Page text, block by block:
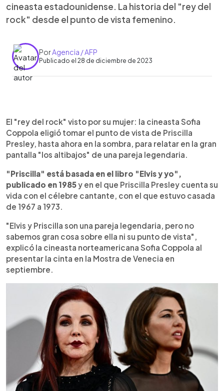
cineasta estadounidense. La historia del "rey del
rock" desde el punto de vista femenino.
PorAgencia / AFP
Publicado el 28 de diciembre de 2023
► Escuchar artículo
El "rey del rock" visto por su mujer: la cineasta Sofia
Coppola eligió tomar el punto de vista de Priscilla
Presley, hasta ahora en la sombra, para relatar en la gran
pantalla "los altibajos" de una pareja legendaria.
"Priscilla" está basada en el libro "Elvis y yo",
publicado en 1985y en el que Priscilla Presley cuenta su
vida con el célebre cantante, con el que estuvo casada
de 1967 a 1973.
"Elvis y Priscilla son una pareja legendaria, pero no
sabemos gran cosa sobre ella ni su punto de vista",
explicó la cineasta norteamericana Sofia Coppola al
presentar la cinta en la Mostra de Venecia en
septiembre.